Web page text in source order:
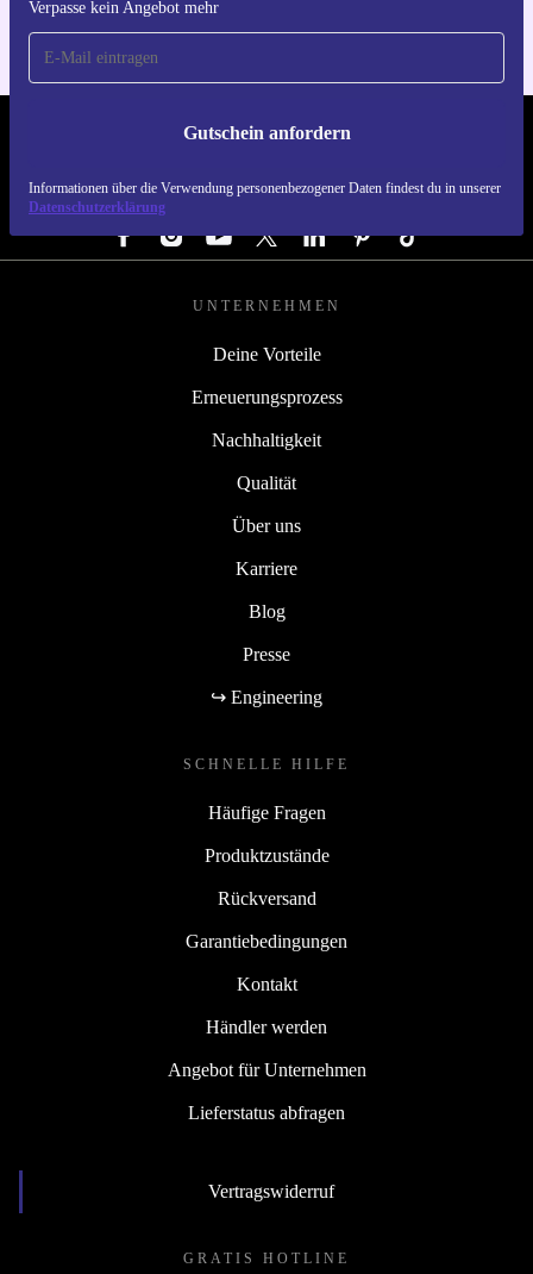
Verpasse kein Angebot mehr
Gutschein anfordern
Informationen über die Verwendung personenbezogener Daten findest du in unserer
Datenschutzerklärung
REFURBED DEUTSCHLAND - RETHINK NEW.
FOLGE UNS
UNTERNEHMEN
Deine Vorteile
Erneuerungsprozess
Nachhaltigkeit
Qualität
Über uns
Karriere
Blog
Presse
↪ Engineering
SCHNELLE HILFE
Häufige Fragen
Produktzustände
Rückversand
Garantiebedingungen
Kontakt
Händler werden
Angebot für Unternehmen
Lieferstatus abfragen
Vertragswiderruf
GRATIS HOTLINE